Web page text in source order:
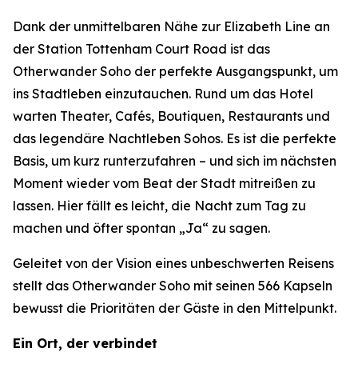
Dank der unmittelbaren Nähe zur Elizabeth Line an
der Station Tottenham Court Road ist das
Otherwander Soho der perfekte Ausgangspunkt, um
ins Stadtleben einzutauchen. Rund um das Hotel
warten Theater, Cafés, Boutiquen, Restaurants und
das legendäre Nachtleben Sohos. Es ist die perfekte
Basis, um kurz runterzufahren – und sich im nächsten
Moment wieder vom Beat der Stadt mitreißen zu
lassen. Hier fällt es leicht, die Nacht zum Tag zu
machen und öfter spontan „Ja“ zu sagen.
Geleitet von der Vision eines unbeschwerten Reisens
stellt das Otherwander Soho mit seinen 566 Kapseln
bewusst die Prioritäten der Gäste in den Mittelpunkt.
Ein Ort, der verbindet